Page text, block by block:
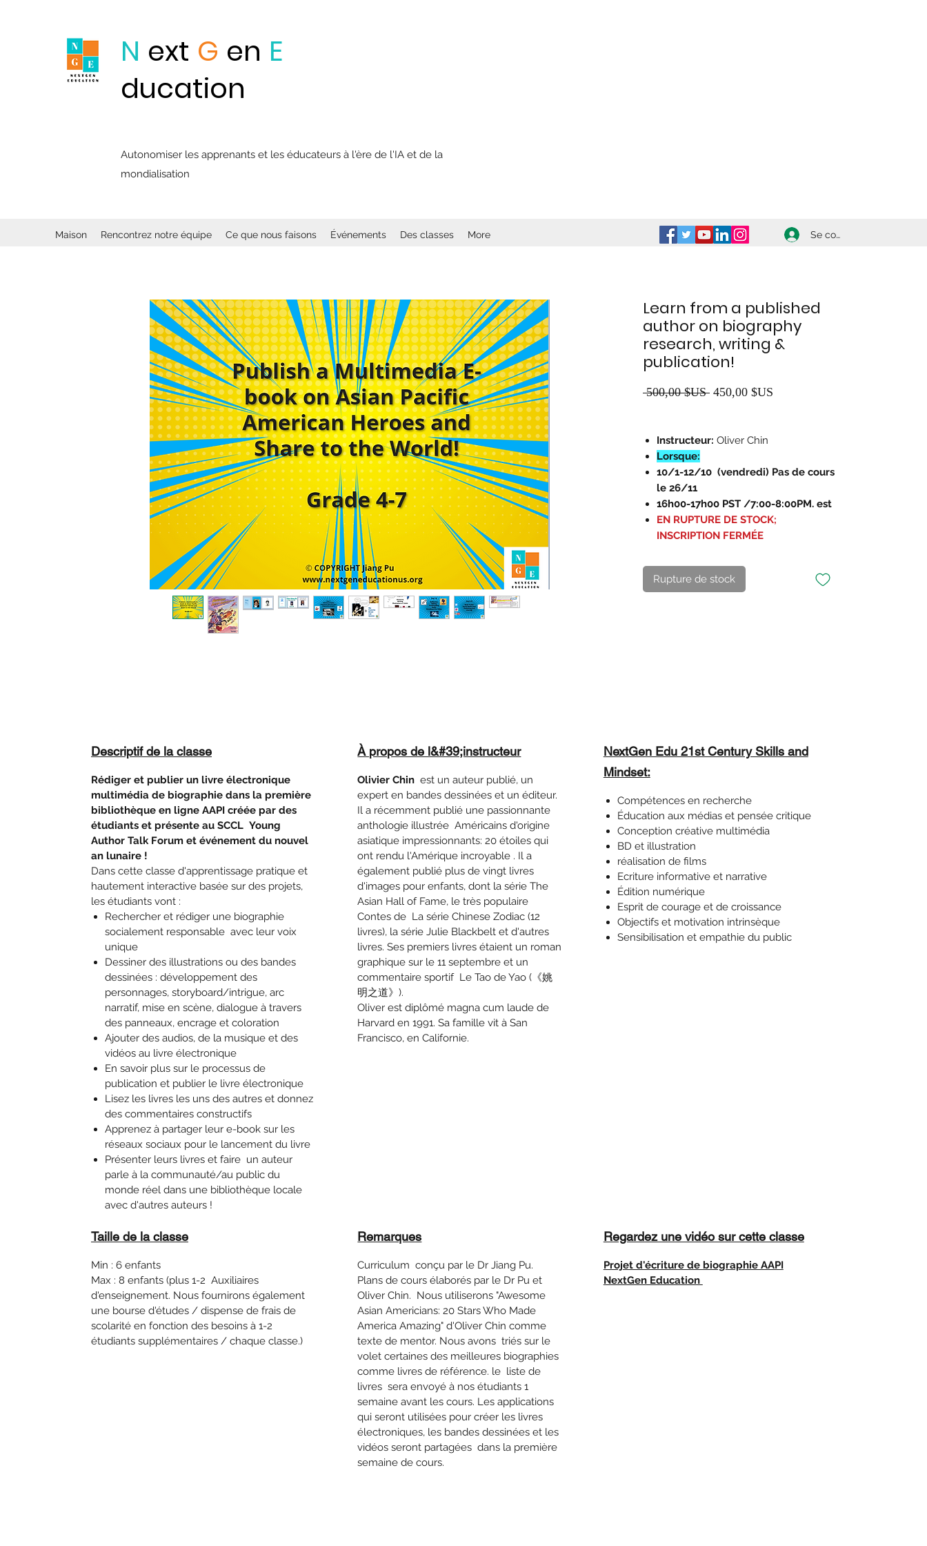
N ext G en E
ducation
Autonomiser les apprenants et les éducateurs à l'ère de l'IA et de la
mondialisation
Maison Rencontrez notre équipe Ce que nous faisons Événements Des classes More Se connecter
Learn from a published
author on biography
research, writing &
publication!
500,00 $US Prix
450,00 $US
Instructeur: Oliver Chin
Lorsque:
10/1-12/10 (vendredi) Pas de cours
le 26/11
16h00-17h00 PST /7:00-8:00PM. est
EN RUPTURE DE STOCK;
INSCRIPTION FERMÉE
Rupture de stock
Descriptif de la classe
Rédiger et publier un livre électronique
multimédia de biographie dans la première
bibliothèque en ligne AAPI créée par des
étudiants et présente au SCCL Young
Author Talk Forum et événement du nouvel
an lunaire !
Dans cette classe d'apprentissage pratique et
hautement interactive basée sur des projets,
les étudiants vont :
Rechercher et rédiger une biographie
socialement responsable avec leur voix
unique
Dessiner des illustrations ou des bandes
dessinées : développement des
personnages, storyboard/intrigue, arc
narratif, mise en scène, dialogue à travers
des panneaux, encrage et coloration
Ajouter des audios, de la musique et des
vidéos au livre électronique
En savoir plus sur le processus de
publication et publier le livre électronique
Lisez les livres les uns des autres et donnez
des commentaires constructifs
Apprenez à partager leur e-book sur les
réseaux sociaux pour le lancement du livre
Présenter leurs livres et faire un auteur
parle à la communauté/au public du
monde réel dans une bibliothèque locale
avec d'autres auteurs !
À propos de l&#39;instructeur
Olivier Chin est un auteur publié, un
expert en bandes dessinées et un éditeur.
Il a récemment publié une passionnante
anthologie illustrée Américains d'origine
asiatique impressionnants: 20 étoiles qui
ont rendu l'Amérique incroyable . Il a
également publié plus de vingt livres
d'images pour enfants, dont la série The
Asian Hall of Fame, le très populaire
Contes de La série Chinese Zodiac (12
livres), la série Julie Blackbelt et d'autres
livres. Ses premiers livres étaient un roman
graphique sur le 11 septembre et un
commentaire sportif Le Tao de Yao (《姚
明之道》).
Oliver est diplômé magna cum laude de
Harvard en 1991. Sa famille vit à San
Francisco, en Californie.
NextGen Edu 21st Century Skills and
Mindset:
Compétences en recherche
Éducation aux médias et pensée critique
Conception créative multimédia
BD et illustration
réalisation de films
Ecriture informative et narrative
Édition numérique
Esprit de courage et de croissance
Objectifs et motivation intrinsèque
Sensibilisation et empathie du public
Taille de la classe
Min : 6 enfants
Max : 8 enfants (plus 1-2 Auxiliaires
d'enseignement. Nous fournirons également
une bourse d'études / dispense de frais de
scolarité en fonction des besoins à 1-2
étudiants supplémentaires / chaque classe.)
Remarques
Curriculum conçu par le Dr Jiang Pu.
Plans de cours élaborés par le Dr Pu et
Oliver Chin. Nous utiliserons "Awesome
Asian Americians: 20 Stars Who Made
America Amazing" d'Oliver Chin comme
texte de mentor. Nous avons triés sur le
volet certaines des meilleures biographies
comme livres de référence. le liste de
livres sera envoyé à nos étudiants 1
semaine avant les cours. Les applications
qui seront utilisées pour créer les livres
électroniques, les bandes dessinées et les
vidéos seront partagées dans la première
semaine de cours.
Regardez une vidéo sur cette classe
Projet d'écriture de biographie AAPI
NextGen Education